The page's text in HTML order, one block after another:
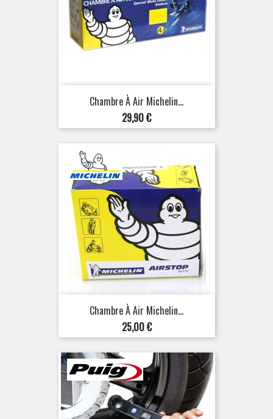
Chambre À Air Michelin...
Prix
29,90 €
Chambre À Air Michelin...
Prix
25,00 €